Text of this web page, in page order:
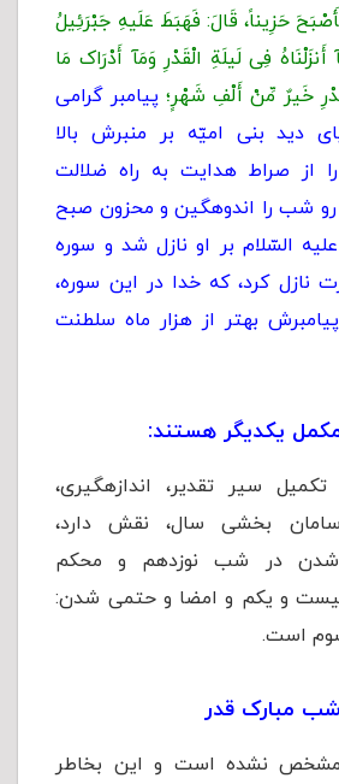
حَزِیناً، قَالَ: فَهَبَطَ عَلَیهِ جَبْرَئِیلُ
فِى لَیلَةِ الْقَدْرِ وَمَآ أَدْرَاک مَا
خَیرٌ مِّنْ أَلْفِ شَهْرٍ؛ پیامبر گرامی
دید بنى اميّه بر منبرش بالا
از صراط‍‌ هدايت به راه ضلالت
رو شب را اندوهگين و محزون صبح
السّلام بر او نازل شد و سوره
نازل كرد، كه خدا در اين سوره،
بهتر از هزار ماه سلطنت
یکدیگر هستند:
سیر تقدیر، اندازه‏گیرى،
بخشی سال، نقش دارد،
شدن در شب نوزدهم و محکم
و یکم و امضا و حتمى شدن:
است.
مبارک قدر
نشده است و این بخاطر